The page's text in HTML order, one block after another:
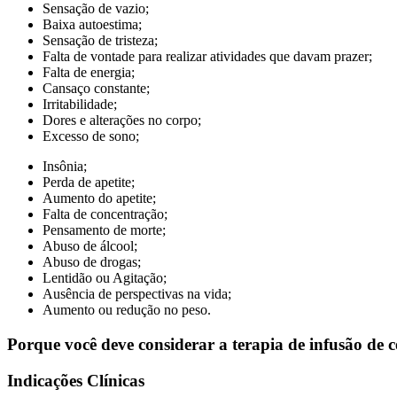
Sensação de vazio;
Baixa autoestima;
Sensação de tristeza;
Falta de vontade para realizar atividades que davam prazer;
Falta de energia;
Cansaço constante;
Irritabilidade;
Dores e alterações no corpo;
Excesso de sono;
Insônia;
Perda de apetite;
Aumento do apetite;
Falta de concentração;
Pensamento de morte;
Abuso de álcool;
Abuso de drogas;
Lentidão ou Agitação;
Ausência de perspectivas na vida;
Aumento ou redução no peso.
Porque você deve considerar a terapia de infusão de
Indicações Clínicas